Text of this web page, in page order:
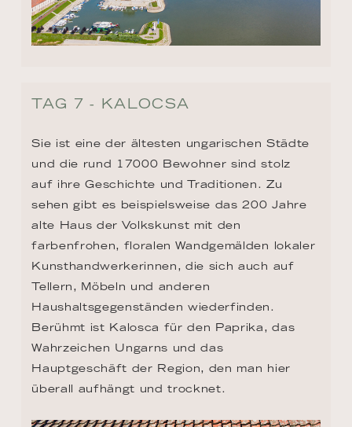
TAG 7 - KALOCSA
Sie ist eine der ältesten ungarischen Städte
und die rund 17000 Bewohner sind stolz
auf ihre Geschichte und Traditionen. Zu
sehen gibt es beispielsweise das 200 Jahre
alte Haus der Volkskunst mit den
farbenfrohen, floralen Wandgemälden lokaler
Kunsthandwerkerinnen, die sich auch auf
Tellern, Möbeln und anderen
Haushaltsgegenständen wiederfinden.
Berühmt ist Kalosca für den Paprika, das
Wahrzeichen Ungarns und das
Hauptgeschäft der Region, den man hier
überall aufhängt und trocknet.